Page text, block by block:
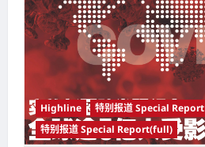
g
a
o
n
Highline
特别报道 Special Report
特别报道 Special Report(full)